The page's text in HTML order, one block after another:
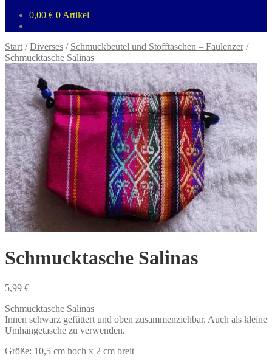
0,00 € 0 Artikel
Start /Diverses / Schmuckbeutel und Stofftaschen – Faulenzer/
Schmucktasche Salinas
Schmucktasche Salinas
5,99 €
Schmucktasche Salinas
Innen schwarz gefüttert und oben zusammenziehbar. Auch als kleine
Umhängetasche zu verwenden.
Größe: 10,5 cm hoch x 2 cm breit